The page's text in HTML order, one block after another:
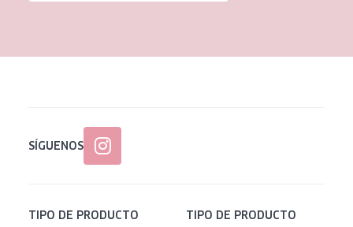
SÍGUENOS
TIPO DE PRODUCTO TIPO DE PRODUCTO